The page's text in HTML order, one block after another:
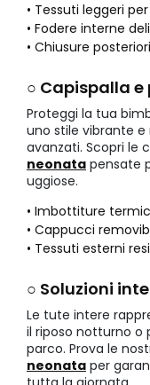
• Tessuti leggeri
• Fodere interne
• Chiusure
○ Capispalla
Proteggi la tua
uno stile vibrante
avanzati. Scopri le
neonata pensate
uggiose.
• Imbottiture
• Cappucci
• Tessuti esterni
○ Soluzioni
Le tute intere
il riposo notturno o
parco. Prova le
neonata per